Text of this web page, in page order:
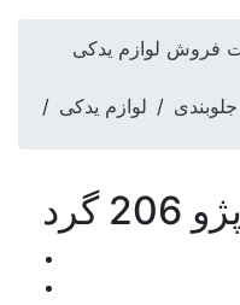
فروش لوازم یدکی
/ لوازم یدکی /